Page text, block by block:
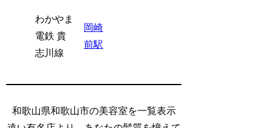
わかやま
電鉄 貴
志川線
岡崎
前駅
和歌山県和歌山市の美容室を一覧表示